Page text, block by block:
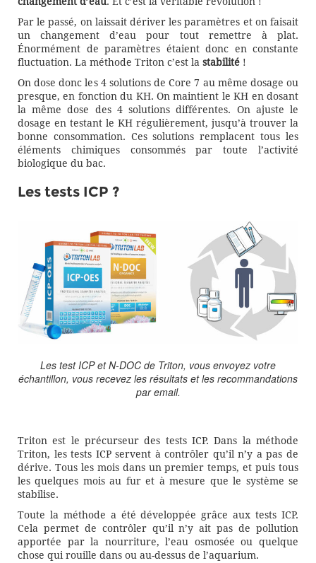
Par le passé, on laissait dériver les paramètres et on faisait
un changement d’eau pour tout remettre à plat.
Énormément de paramètres étaient donc en constante
fluctuation. La méthode Triton c’est la stabilité !
On dose donc les 4 solutions de Core 7 au même dosage ou
presque, en fonction du KH. On maintient le KH en dosant
la même dose des 4 solutions différentes. On ajuste le
dosage en testant le KH régulièrement, jusqu’à trouver la
bonne consommation. Ces solutions remplacent tous les
éléments chimiques consommés par toute l’activité
biologique du bac.
Les tests ICP ?
Les test ICP et N-DOC de Triton, vous envoyez votre
échantillon, vous recevez les résultats et les recommandations
par email.
Triton est le précurseur des tests ICP. Dans la méthode
Triton, les tests ICP servent à contrôler qu’il n’y a pas de
dérive. Tous les mois dans un premier temps, et puis tous
les quelques mois au fur et à mesure que le système se
stabilise.
Toute la méthode a été développée grâce aux tests ICP.
Cela permet de contrôler qu’il n’y ait pas de pollution
apportée par la nourriture, l’eau osmosée ou quelque
chose qui rouille dans ou au-dessus de l’aquarium.